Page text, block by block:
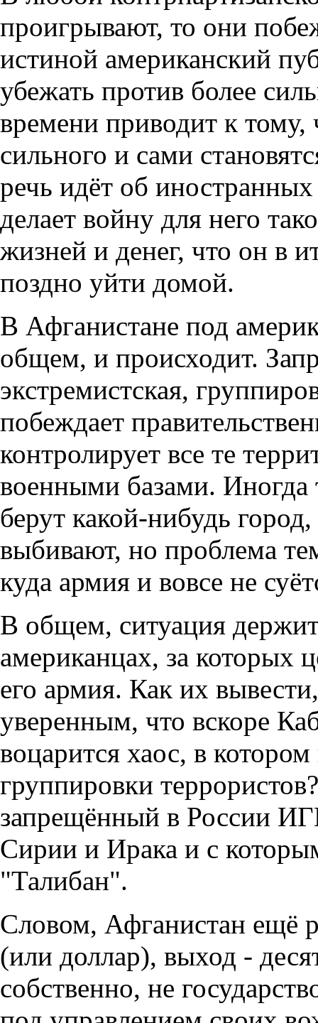
проигрывают, то они
истиной американский
убежать против более
времени приводит к
сильного и сами
речь идёт об иностранных
делает войну для него
жизней и денег, что он в
поздно уйти домой.
В Афганистане под
общем, и происходит.
экстремистская,
побеждает
контролирует все те
военными базами. Иногда
берут какой-нибудь
выбивают, но проблема
куда армия и вовсе не
В общем, ситуация
американцах, за которых
его армия. Как их
уверенным, что вскоре
воцарится хаос, в
группировки
запрещённый в России
Сирии и Ирака и с
"Талибан".
Словом, Афганистан ещё
(или доллар), выход -
собственно, не